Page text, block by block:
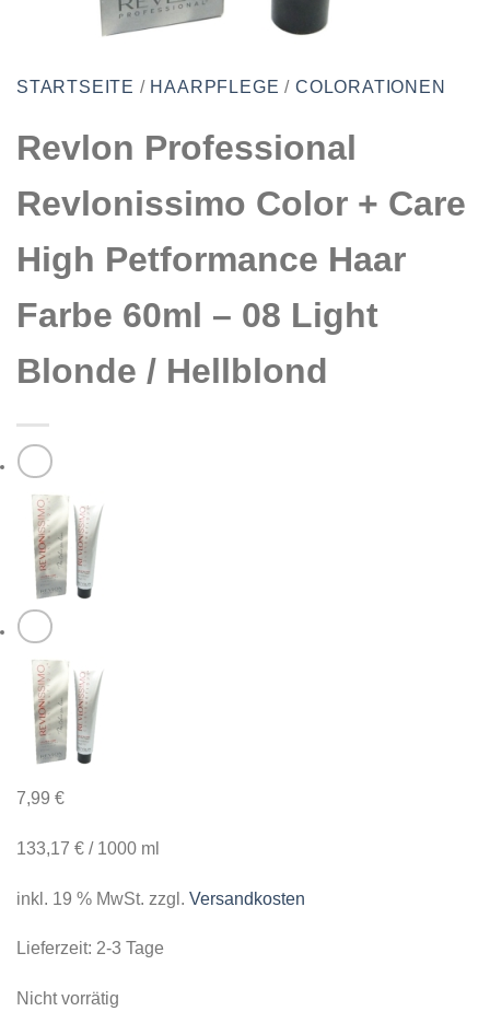
STARTSEITE / HAARPFLEGE / COLORATIONEN
Revlon Professional
Revlonissimo Color + Care
High Petformance Haar
Farbe 60ml – 08 Light
Blonde / Hellblond
7,99 €
133,17 € / 1000 ml
inkl. 19 % MwSt. zzgl. Versandkosten
Lieferzeit: 2-3 Tage
Nicht vorrätig